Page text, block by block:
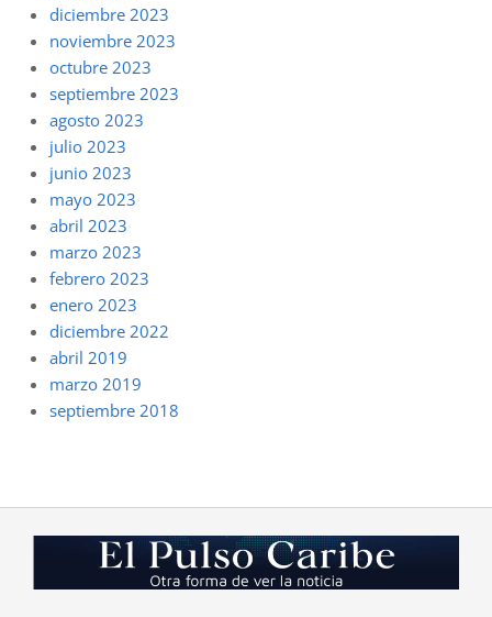
diciembre 2023
noviembre 2023
octubre 2023
septiembre 2023
agosto 2023
julio 2023
junio 2023
mayo 2023
abril 2023
marzo 2023
febrero 2023
enero 2023
diciembre 2022
abril 2019
marzo 2019
septiembre 2018